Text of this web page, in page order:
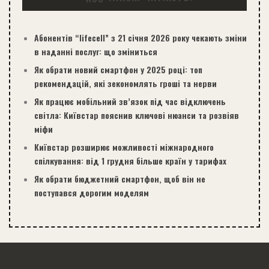
Абонентів “lifecell” з 21 січня 2026 року чекають зміни
в наданні послуг: що зміниться
Як обрати новий смартфон у 2025 році: топ
рекомендацій, які зекономлять гроші та нерви
Як працює мобільний зв’язок під час відключень
світла: Київстар пояснив ключові нюанси та розвіяв
міфи
Київстар розширює можливості міжнародного
спілкування: від 1 грудня більше країн у тарифах
Як обрати бюджетний смартфон, щоб він не
поступався дорогим моделям